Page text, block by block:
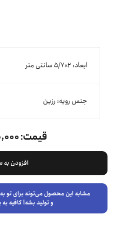
ابعاد: ۲×۵/۷ سانتی متر
جنس رویه: رزین
قیمت:
افزودن به
مشابه این محصول می‌تونه برای
و تولید بشه! کافیه به